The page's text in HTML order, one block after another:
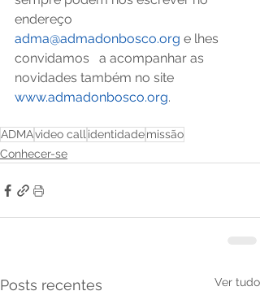
endereço
adma@admadonbosco.org e lhes
convidamos   a acompanhar as
novidades também no site
www.admadonbosco.org.
ADMAvideo call identidademissão
Conhecer-se
Posts recentes Ver tudo